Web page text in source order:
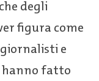
degli
figura come
e
hanno fatto